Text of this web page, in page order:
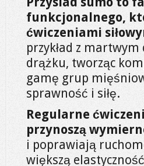
funkcjonalnego,
ćwiczeniami
przykład z
drążku, tworząc
gamę grup
sprawność i siłę.
Regularne
przynoszą
i poprawiają
większą elastyczność